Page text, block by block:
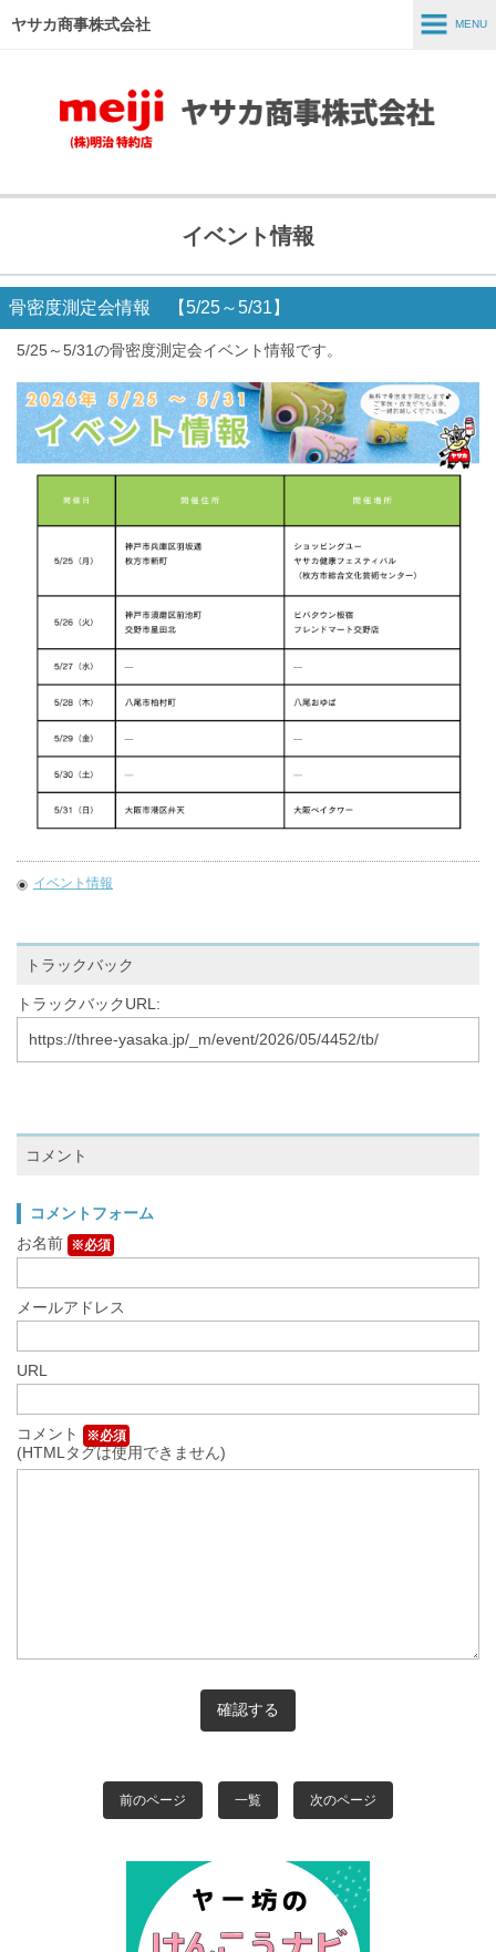
ヤサカ商事株式会社 MENU
商品紹介
採用情報
会社情報
イベント情報
骨密度測定会情報 【5/25～5/31】
5/25～5/31の骨密度測定会イベント情報です。
イベント情報
トラックバック
トラックバックURL:
https://three-yasaka.jp/_m/event/2026/05/4452/tb/
コメント
コメントフォーム
お名前 ※必須
メールアドレス
URL
コメント ※必須
(HTMLタグは使用できません)
前のページ 一覧 次のページ